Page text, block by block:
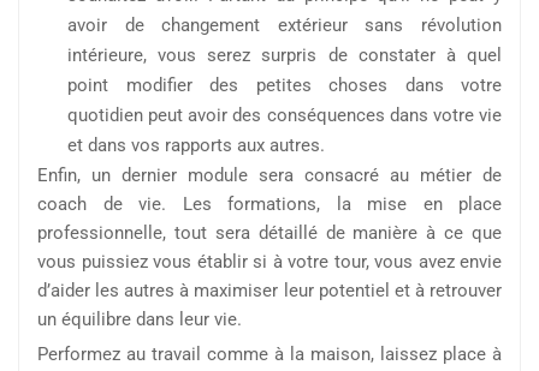
avoir de changement extérieur sans révolution
intérieure, vous serez surpris de constater à quel
point modifier des petites choses dans votre
quotidien peut avoir des conséquences dans votre vie
et dans vos rapports aux autres.
Enfin, un dernier module sera consacré au métier de
coach de vie. Les formations, la mise en place
professionnelle, tout sera détaillé de manière à ce que
vous puissiez vous établir si à votre tour, vous avez envie
d’aider les autres à maximiser leur potentiel et à retrouver
un équilibre dans leur vie.
Performez au travail comme à la maison, laissez place à